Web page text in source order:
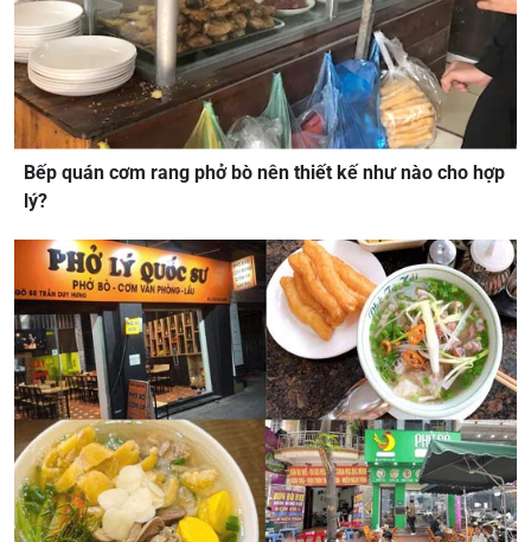
Bếp quán cơm rang phở bò nên thiết kế như nào cho hợp
lý?